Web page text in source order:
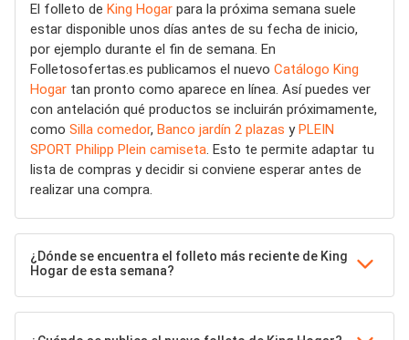
El folleto de King Hogar para la próxima semana suele
estar disponible unos días antes de su fecha de inicio,
por ejemplo durante el fin de semana. En
Folletosofertas.es publicamos el nuevo Catálogo King
Hogar tan pronto como aparece en línea. Así puedes ver
con antelación qué productos se incluirán próximamente,
como Silla comedor, Banco jardín 2 plazas yPLEIN
SPORT Philipp Plein camiseta. Esto te permite adaptar tu
lista de compras y decidir si conviene esperar antes de
realizar una compra.
¿Dónde se encuentra el folleto más reciente de King
Hogar de esta semana?